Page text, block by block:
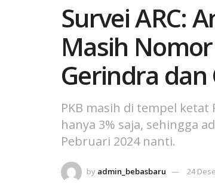
Survei ARC:
Masih
Gerindra dan
PKB masih di tempel
hanya 3% saja, sehingga
Pebruari 2024 nanti.
by admin_bebasbaru 24